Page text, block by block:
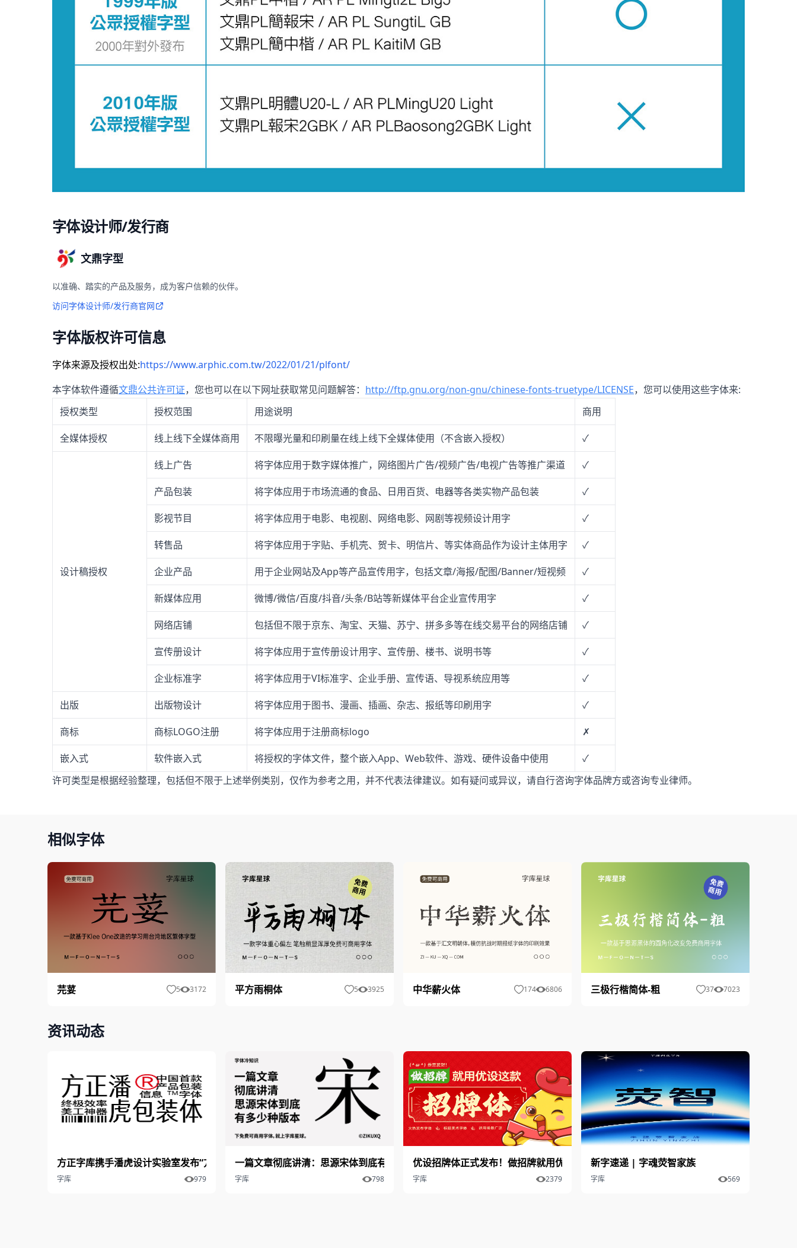
字体设计师/发行商
文鼎字型
以准确、踏实的产品及服务，成为客户信赖的伙伴。
访问字体设计师/发行商官网
字体版权许可信息
字体来源及授权出处:https://www.arphic.com.tw/2022/01/21/plfont/
本字体软件遵循文鼎公共许可证，您也可以在以下网址获取常见问题解答： http://ftp.gnu.org/non-gnu/chinese-fonts-truetype/LICENSE，您可以使用这些字体来:
授权类型
授权范围 用途说明 商用
全媒体授权 线上线下全媒体商用 不限曝光量和印刷量在线上线下全媒体使用（不含嵌入授权） ✓
设计稿授权
线上广告 将字体应用于数字媒体推广，网络图片广告/视频广告/电视广告等推广渠道 ✓
产品包装 将字体应用于市场流通的食品、日用百货、电器等各类实物产品包装 ✓
影视节目 将字体应用于电影、电视剧、网络电影、网剧等视频设计用字 ✓
转售品 将字体应用于字贴、手机壳、贺卡、明信片、等实体商品作为设计主体用字 ✓
企业产品 用于企业网站及App等产品宣传用字，包括文章/海报/配图/Banner/短视频 ✓
新媒体应用 微博/微信/百度/抖音/头条/B站等新媒体平台企业宣传用字 ✓
网络店铺 包括但不限于京东、淘宝、天猫、苏宁、拼多多等在线交易平台的网络店铺 ✓
宣传册设计 将字体应用于宣传册设计用字、宣传册、楼书、说明书等 ✓
企业标准字 将字体应用于VI标准字、企业手册、宣传语、导视系统应用等 ✓
出版 出版物设计 将字体应用于图书、漫画、插画、杂志、报纸等印刷用字 ✓
商标 商标LOGO注册 将字体应用于注册商标logo ✗
嵌入式 软件嵌入式 将授权的字体文件，整个嵌入App、Web软件、游戏、硬件设备中使用
✓
许可类型是根据经验整理，包括但不限于上述举例类别，仅作为参考之用，并不代表法律建议。如有疑问或异议，请自行咨询字体品牌方或咨询专业律师。
相似字体
芫荽 5 3172 平方雨桐体 5 3925 中华薪火体 174 6806 三极行楷简体-粗 37 7023
资讯动态
方正字库携手潘虎设计实验室发布“方正潘虎包装体”
字库 979
一篇文章彻底讲清：思源宋体到底有多少种版本
字库 798
优设招牌体正式发布！做招牌就用优设招牌手写字体
字库 2379
新字速递 | 字魂荧智家族
字库 569